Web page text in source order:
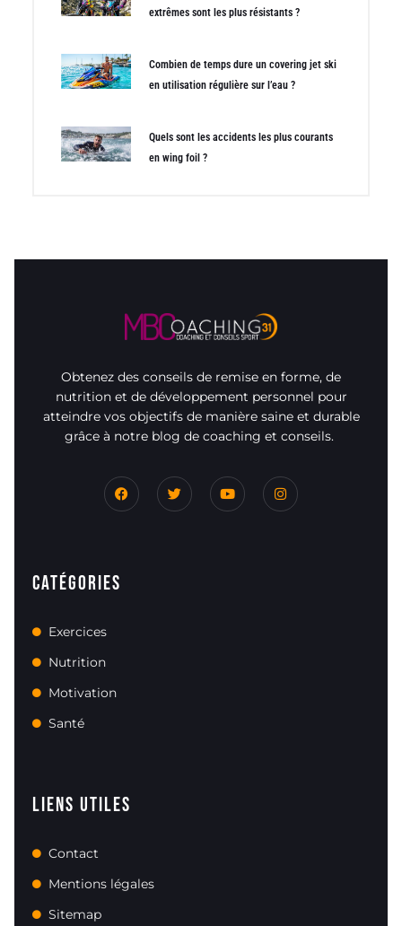
extrêmes sont les plus résistants ?
Combien de temps dure un covering jet ski
en utilisation régulière sur l’eau ?
Quels sont les accidents les plus courants
en wing foil ?
Obtenez des conseils de remise en forme, de
nutrition et de développement personnel pour
atteindre vos objectifs de manière saine et durable
grâce à notre blog de coaching et conseils.
Catégories
Exercices
Nutrition
Motivation
Santé
Liens utiles
Contact
Mentions légales
Sitemap